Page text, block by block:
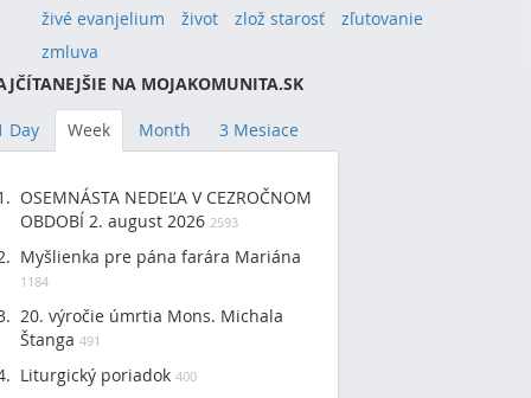
živé evanjelium
život zlož starosť
zľutovanie
zmluva
NA MOJAKOMUNITA.SK
Day Week Month 3 Mesiace
OSEMNÁSTA NEDEĽA V CEZROČNOM
OBDOBÍ 2. august 2026 2593
Myšlienka pre pána farára Mariána
1184
20. výročie úmrtia Mons. Michala
Štanga 491
Liturgický poriadok 400